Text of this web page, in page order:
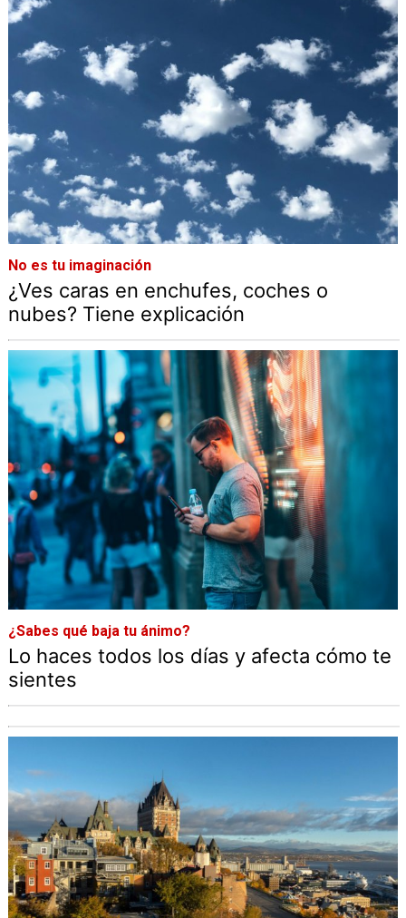
No es tu imaginación
¿Ves caras en enchufes, coches o
nubes? Tiene explicación
¿Sabes qué baja tu ánimo?
Lo haces todos los días y afecta cómo te
sientes